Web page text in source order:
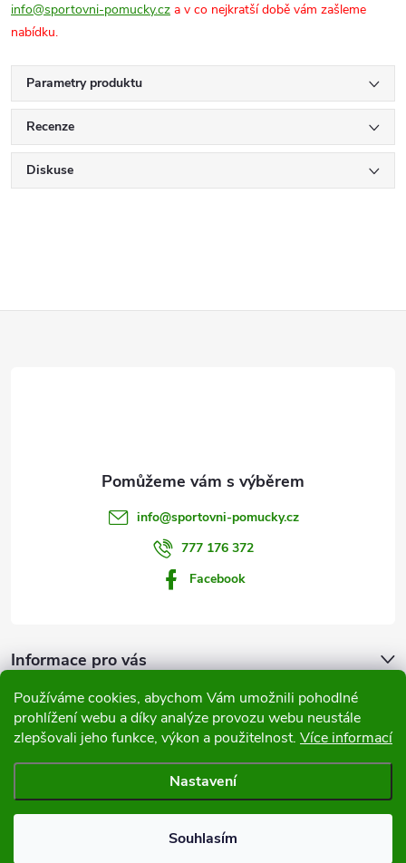
Používáme cookies, abychom Vám umožnili pohodlné
prohlížení webu a díky analýze provozu webu neustále
zlepšovali jeho funkce, výkon a použitelnost. Více informací
Nastavení
Souhlasím
info@sportovni-pomucky.cz a v co nejkratší době vám zašleme
nabídku.
Parametry produktu
Recenze
Diskuse
info@sportovni-pomucky.cz
777 176 372
Facebook
Informace pro vás
Přijímáme online platby
Copyright 2026Sportovní pomůcky. Všechna práva vyhrazena.